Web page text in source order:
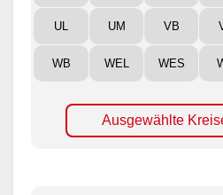
UL UM VB
WB WEL WES
Ausgewählte